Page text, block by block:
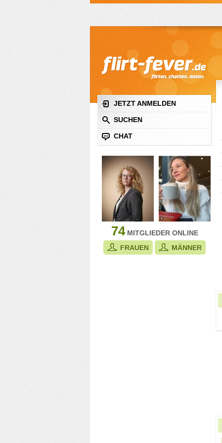
JETZT ANMELDEN
SUCHEN
CHAT
74MITGLIEDER ONLINE
FRAUEN
MÄNNER